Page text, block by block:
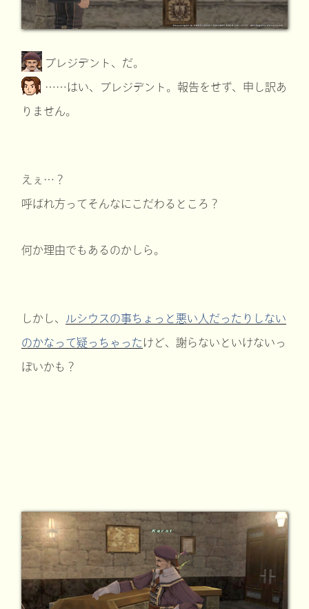
プレジデント、だ。
……はい、プレジデント。報告をせず、申し訳あ
りません。
えぇ…？
呼ばれ方ってそんなにこだわるところ？
何か理由でもあるのかしら。
しかし、 ルシウスの事ちょっと悪い人だったりしない
のかなって疑っちゃった けど、謝らないといけないっ
ぽいかも？